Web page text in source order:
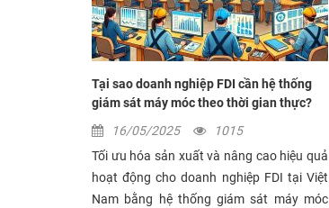
Tại sao doanh nghiệp FDI cần hệ thống
giám sát máy móc theo thời gian thực?
16/05/2025
1015
Tối ưu hóa sản xuất và nâng cao hiệu quả
hoạt động cho doanh nghiệp FDI tại Việt
Nam bằng hệ thống giám sát máy móc